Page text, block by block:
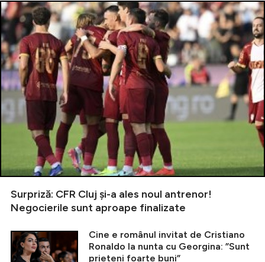
Surpriză: CFR Cluj și-a ales noul antrenor!
Negocierile sunt aproape finalizate
Cine e românul invitat de Cristiano
Ronaldo la nunta cu Georgina: ”Sunt
prieteni foarte buni”